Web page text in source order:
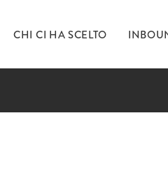
CHI CI HA SCELTO